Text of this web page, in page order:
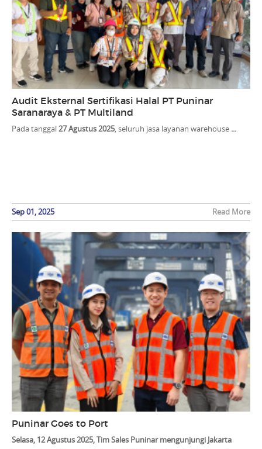
Audit Eksternal Sertifikasi Halal PT Puninar
Saranaraya & PT Multiland
Pada tanggal27 Agustus 2025, seluruh jasa layanan warehouse ...
Sep 01, 2025 Read More
Puninar Goes to Port
Selasa, 12 Agustus 2025, Tim Sales Puninar mengunjungi Jakarta